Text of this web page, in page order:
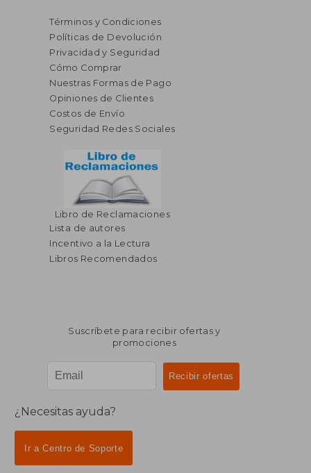
Términos y Condiciones
Políticas de Devolución
Privacidad y Seguridad
Cómo Comprar
Nuestras Formas de Pago
Opiniones de Clientes
Costos de Envío
Seguridad Redes Sociales
Libro de Reclamaciones
Lista de autores
Incentivo a la Lectura
Libros Recomendados
Suscríbete para recibir ofertas y
promociones
¿Necesitas ayuda?
Ir a Centro de Soporte